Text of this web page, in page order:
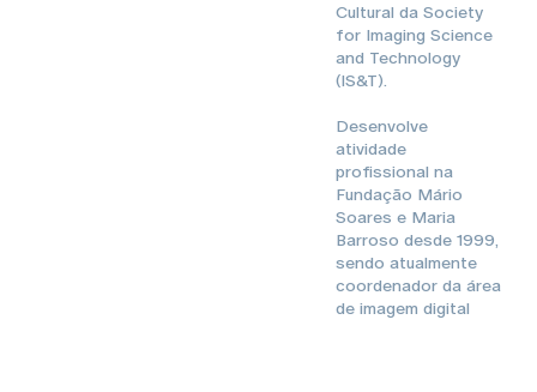
Cultural da Society
for Imaging Science
and Technology
(IS&T).
Desenvolve
atividade
profissional na
Fundação Mário
Soares e Maria
Barroso desde 1999,
sendo atualmente
coordenador da área
de imagem digital